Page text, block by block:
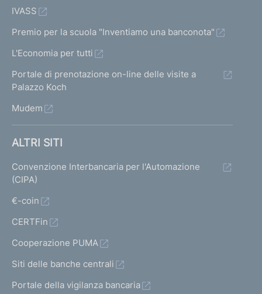
IVASS
Premio per la scuola "Inventiamo una banconota"
L'Economia per tutti
Portale di prenotazione on-line delle visite a
Palazzo Koch
Mudem
ALTRI SITI
Convenzione Interbancaria per l'Automazione
(CIPA)
€-coin
CERTFin
Cooperazione PUMA
Siti delle banche centrali
Portale della vigilanza bancaria